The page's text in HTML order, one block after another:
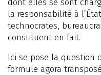
dont elles se sont
la responsabilité à
technocrates,
constituent en fait.
Ici se pose la question
formule agora